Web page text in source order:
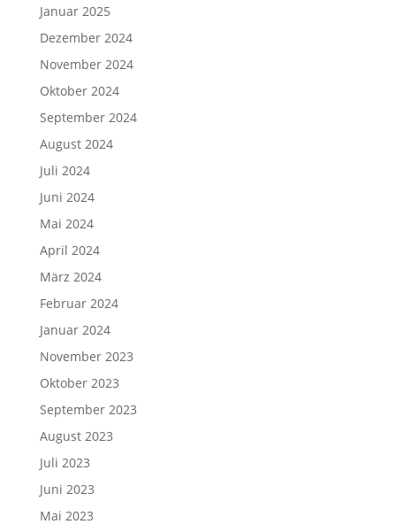
Januar 2025
Dezember 2024
November 2024
Oktober 2024
September 2024
August 2024
Juli 2024
Juni 2024
Mai 2024
April 2024
März 2024
Februar 2024
Januar 2024
November 2023
Oktober 2023
September 2023
August 2023
Juli 2023
Juni 2023
Mai 2023